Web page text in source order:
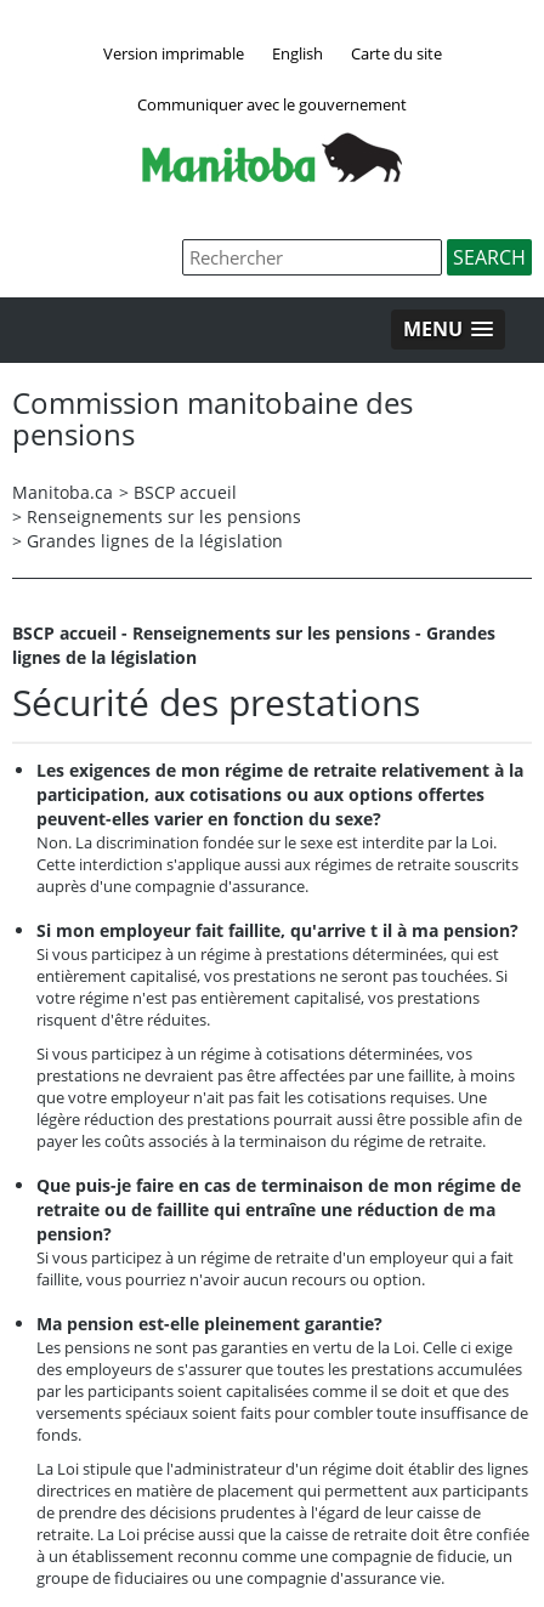
Version imprimable English Carte du site
Communiquer avec le gouvernement
MENU
Commission manitobaine des
pensions
Manitoba.ca > BSCP accueil
> Renseignements sur les pensions
> Grandes lignes de la législation
BSCP accueil - Renseignements sur les pensions - Grandes
lignes de la législation
Sécurité des prestations
Les exigences de mon régime de retraite relativement à la
participation, aux cotisations ou aux options offertes
peuvent-elles varier en fonction du sexe?
Non. La discrimination fondée sur le sexe est interdite par la Loi.
Cette interdiction s'applique aussi aux régimes de retraite souscrits
auprès d'une compagnie d'assurance.
Si mon employeur fait faillite, qu'arrive t il à ma pension?
Si vous participez à un régime à prestations déterminées, qui est
entièrement capitalisé, vos prestations ne seront pas touchées. Si
votre régime n'est pas entièrement capitalisé, vos prestations
risquent d'être réduites.
Si vous participez à un régime à cotisations déterminées, vos
prestations ne devraient pas être affectées par une faillite, à moins
que votre employeur n'ait pas fait les cotisations requises. Une
légère réduction des prestations pourrait aussi être possible afin de
payer les coûts associés à la terminaison du régime de retraite.
Que puis-je faire en cas de terminaison de mon régime de
retraite ou de faillite qui entraîne une réduction de ma
pension?
Si vous participez à un régime de retraite d'un employeur qui a fait
faillite, vous pourriez n'avoir aucun recours ou option.
Ma pension est-elle pleinement garantie?
Les pensions ne sont pas garanties en vertu de la Loi. Celle ci exige
des employeurs de s'assurer que toutes les prestations accumulées
par les participants soient capitalisées comme il se doit et que des
versements spéciaux soient faits pour combler toute insuffisance de
fonds.
La Loi stipule que l'administrateur d'un régime doit établir des lignes
directrices en matière de placement qui permettent aux participants
de prendre des décisions prudentes à l'égard de leur caisse de
retraite. La Loi précise aussi que la caisse de retraite doit être confiée
à un établissement reconnu comme une compagnie de fiducie, un
groupe de fiduciaires ou une compagnie d'assurance vie.